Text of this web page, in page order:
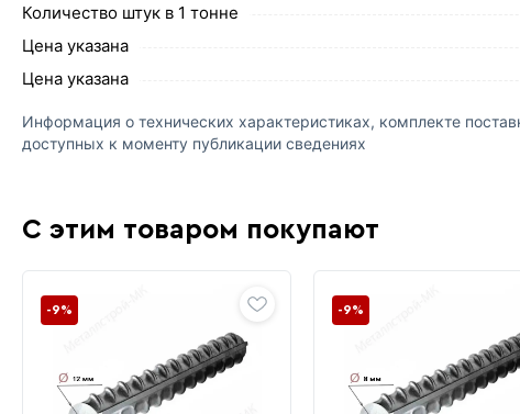
Количество штук в 1 тонне
Цена указана
Цена указана
Информация о технических характеристиках, комплекте
доступных к моменту публикации сведениях
С этим товаром покупают
-9% -9%